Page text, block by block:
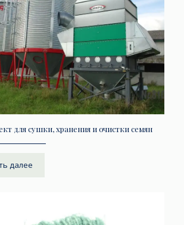
для сушки, хранения и очистки семян
далее